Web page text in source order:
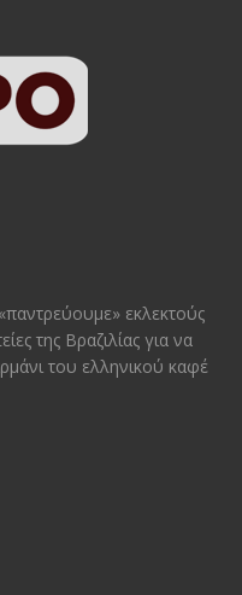
εκλεκτούς
της Βραζιλίας για να
του ελληνικού καφέ